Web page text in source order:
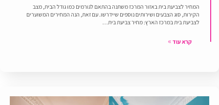
המחיר לצביעת בית באזור המרכז משתנה בהתאם לגורמים כמו גודל הבית, מצב
הקירות, סוג הצבעים ושירותים נוספים שיידרשו. עם זאת, הנה המחירים המשוערים
לצביעת בית במרכז הארץ: מחיר צביעת בית…
קרא עוד